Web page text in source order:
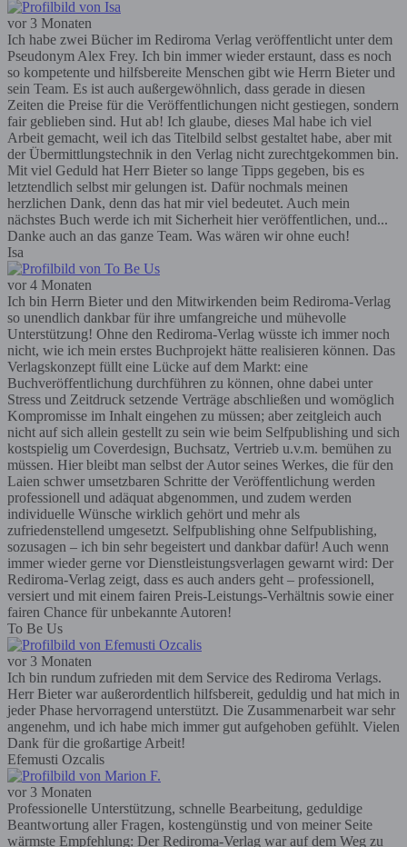
vor 3 Monaten
Ich habe zwei Bücher im Rediroma Verlag veröffentlicht unter dem
Pseudonym Alex Frey. Ich bin immer wieder erstaunt, dass es noch
so kompetente und hilfsbereite Menschen gibt wie Herrn Bieter und
sein Team. Es ist auch außergewöhnlich, dass gerade in diesen
Zeiten die Preise für die Veröffentlichungen nicht gestiegen, sondern
fair geblieben sind. Hut ab! Ich glaube, dieses Mal habe ich viel
Arbeit gemacht, weil ich das Titelbild selbst gestaltet habe, aber mit
der Übermittlungstechnik in den Verlag nicht zurechtgekommen bin.
Mit viel Geduld hat Herr Bieter so lange Tipps gegeben, bis es
letztendlich selbst mir gelungen ist. Dafür nochmals meinen
herzlichen Dank, denn das hat mir viel bedeutet. Auch mein
nächstes Buch werde ich mit Sicherheit hier veröffentlichen, und...
Danke auch an das ganze Team. Was wären wir ohne euch!
Isa
vor 4 Monaten
Ich bin Herrn Bieter und den Mitwirkenden beim Rediroma-Verlag
so unendlich dankbar für ihre umfangreiche und mühevolle
Unterstützung! Ohne den Rediroma-Verlag wüsste ich immer noch
nicht, wie ich mein erstes Buchprojekt hätte realisieren können. Das
Verlagskonzept füllt eine Lücke auf dem Markt: eine
Buchveröffentlichung durchführen zu können, ohne dabei unter
Stress und Zeitdruck setzende Verträge abschließen und womöglich
Kompromisse im Inhalt eingehen zu müssen; aber zeitgleich auch
nicht auf sich allein gestellt zu sein wie beim Selfpublishing und sich
kostspielig um Coverdesign, Buchsatz, Vertrieb u.v.m. bemühen zu
müssen. Hier bleibt man selbst der Autor seines Werkes, die für den
Laien schwer umsetzbaren Schritte der Veröffentlichung werden
professionell und adäquat abgenommen, und zudem werden
individuelle Wünsche wirklich gehört und mehr als
zufriedenstellend umgesetzt. Selfpublishing ohne Selfpublishing,
sozusagen – ich bin sehr begeistert und dankbar dafür! Auch wenn
immer wieder gerne vor Dienstleistungsverlagen gewarnt wird: Der
Rediroma-Verlag zeigt, dass es auch anders geht – professionell,
versiert und mit einem fairen Preis-Leistungs-Verhältnis sowie einer
fairen Chance für unbekannte Autoren!
To Be Us
vor 3 Monaten
Ich bin rundum zufrieden mit dem Service des Rediroma Verlags.
Herr Bieter war außerordentlich hilfsbereit, geduldig und hat mich in
jeder Phase hervorragend unterstützt. Die Zusammenarbeit war sehr
angenehm, und ich habe mich immer gut aufgehoben gefühlt. Vielen
Dank für die großartige Arbeit!
Efemusti Ozcalis
vor 3 Monaten
Professionelle Unterstützung, schnelle Bearbeitung, geduldige
Beantwortung aller Fragen, kostengünstig und von meiner Seite
wärmste Empfehlung: Der Rediroma-Verlag war auf dem Weg zu